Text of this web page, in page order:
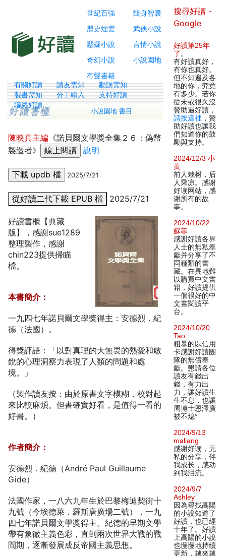
世紀百強
隨身智囊
歷史煙雲
武俠小說
懸疑小說
言情小說
奇幻小說
小說園地
有聲書籍
有關好讀 讀友需知
勘誤需知
製書需知
分工輸入
支持好讀
聯絡好讀
小說園地 書目
陳映真主編 《諾貝爾文學獎全集２６：偽幣
製造者》
說明
2025/7/21
從好讀二代下載 EPUB 檔 2025/7/21
好讀書櫃【典藏
版】，感謝sue1289
整理製作，感謝
chin223提供掃瞄
檔。
本書簡介：
一九四七年諾貝爾文學獎得主：安德烈．紀
德（法國）。
得獎評語：「以對真理的大無畏的熱愛和敏
銳的心理洞察力表現了人類的問題和處
境。」
（製作讀友按：由於原書文字模糊，校對起
來比較麻煩。但書確實好看，是值得一看的
好書。）
作者簡介：
安德烈．紀德（André Paul Guillaume
Gide）
法國作家，一八六九年生於巴黎梅迪契街十
九號（今埃德萊．羅斯唐廣場二號），一九
四七年諾貝爾文學獎得主。紀德的早期文學
帶有象徵主義色彩，直到兩次世界大戰的戰
間期，逐漸發展成反帝國主義思想。
搜尋好讀 -
Google
好讀第25年
了 。
有好讀真好，
有你也真好。
但不知遍及各
地的你，究竟
有多少。若你
從未或很久沒
贊助過好讀，
請按這裡 ，贊
助好讀也讓我
們知道你的鼓
勵與支持。
2024/12/3 小
黄
前人栽树，后
人乘凉。感谢
好读网站，感
谢所有的故
事。
2024/10/22
蘇菲
感謝好讀各界
人士的無私奉
獻并分享了不
同種類的書
藏。在異地難
以購買中文書
籍，好讀提供
一個很好的中
文書閱讀平
台。
2024/10/20
Tao
粗暴的以信用
卡感謝好讀團
隊的無償奉
獻。懇請各位
讀友有錢出
錢，有力出
力，讓好讀生
生不息，也讓
周博士恩澤廣
被不熄°
2024/9/13
maliang
感谢好读，无
私的分享，伴
我成长，感动
到我泪流。
2024/9/7
Ashley
因為尋找高陽
的小說知道了
好讀，也已經
十年了。好讀
上高陽的小說
也慢慢地持續
更新，越來越